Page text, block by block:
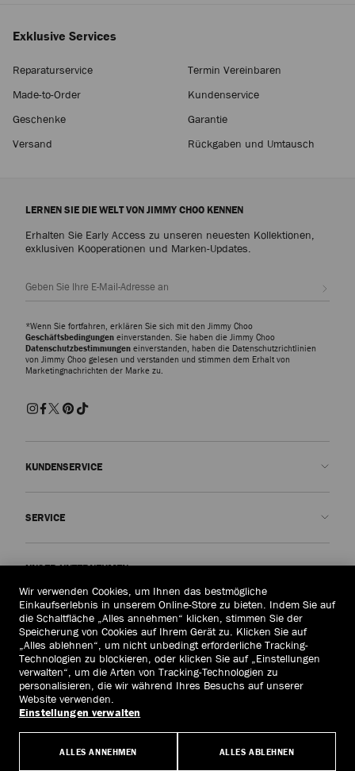
Exklusive Services
Reparaturservice
Termin Vereinbaren
Made-to-Order
Kundenservice
Geschenke
Garantie
Versand
Rückgaben und Umtausch
LERNEN SIE DIE WELT VON JIMMY CHOO KENNEN
Erhalten Sie Early Access zu unseren neuesten Kollektionen,
exklusiven Kooperationen und Marken-Updates.
*Wenn Sie fortfahren, erklären Sie sich mit den Jimmy Choo
Geschäftsbedingungen einverstanden. Sie haben die Jimmy Choo
Datenschutzbestimmungen einverstanden, haben die Datenschutzrichtlinien
von Jimmy Choo gelesen und verstanden und stimmen dem Erhalt von
Marketingnachrichten der Marke zu.
KUNDENSERVICE
Boutique finden
Versand
Retouren und Umtausch
Bestellung stornieren
SERVICE
Pflege und Reparatur
Garantie
UNSER UNTERNEHMEN
Über uns
Unsere Geschichte
JC World
Unsere Wirkung
Verantwortung
Handwerkskunst
RECHTLICHES
Datenschutzrichtlinien
Allgemeine Geschäftsbedingungen
Recht auf Vergessenwerden
Formular für Data Subject Access Request
Unternehmensrichtlinien
Deutschland(€)
Wir verwenden Cookies, um Ihnen das bestmögliche
Einkaufserlebnis in unserem Online-Store zu bieten. Indem Sie auf
die Schaltfläche „Alles annehmen“ klicken, stimmen Sie der
Speicherung von Cookies auf Ihrem Gerät zu. Klicken Sie auf
„Alles ablehnen“, um nicht unbedingt erforderliche Tracking-
Technologien zu blockieren, oder klicken Sie auf „Einstellungen
verwalten“, um die Arten von Tracking-Technologien zu
personalisieren, die wir während Ihres Besuchs auf unserer
Website verwenden.
Einstellungen verwalten
ALLES ABLEHNEN
ALLES ANNEHMEN